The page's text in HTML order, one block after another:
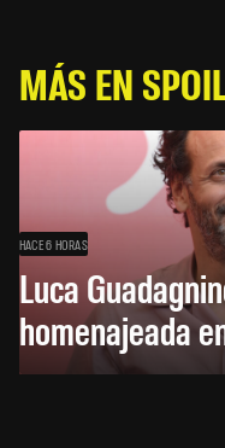
MÁS EN
HACE 6 HORAS
Luca
homenajeada